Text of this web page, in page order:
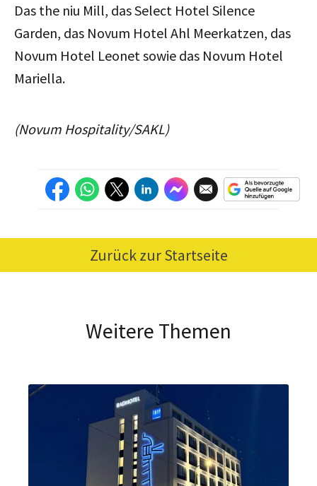
Das the niu Mill, das Select Hotel Silence
Garden, das Novum Hotel Ahl Meerkatzen, das
Novum Hotel Leonet sowie das Novum Hotel
Mariella.
(Novum Hospitality/SAKL)
Zurück zur Startseite
Weitere Themen